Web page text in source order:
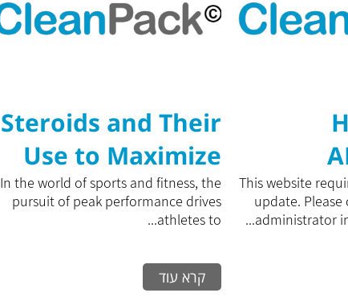
This website
update.
administrator
Steroids and Their
Use to Maximize
Training
Performance: A
Comprehensive
Guide to
In the world of sports and fitness, the
pursuit of peak performance drives
athletes to...
קרא עוד